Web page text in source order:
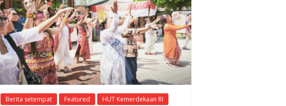
Berita setempat Featured HUT Kemerdekaan RI